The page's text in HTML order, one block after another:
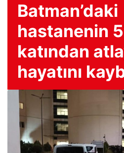
Batman’daki
hastanenin
katından
hayatını